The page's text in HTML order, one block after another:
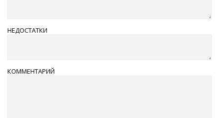
НЕДОСТАТКИ
КОММЕНТАРИЙ